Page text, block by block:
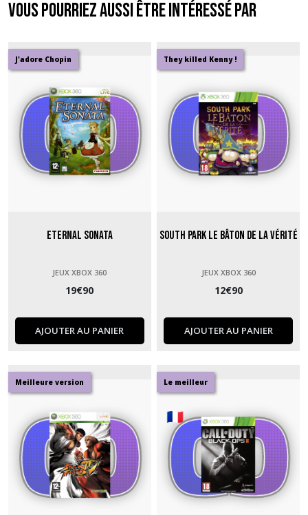
Vous pourriez aussi être intéressé par
J'adore Chopin
Eternal Sonata
JEUX XBOX 360
19€90
AJOUTER AU PANIER
They killed Kenny !
South Park Le Bâton de la Vérité
JEUX XBOX 360
12€90
AJOUTER AU PANIER
Meilleure version Le meilleur